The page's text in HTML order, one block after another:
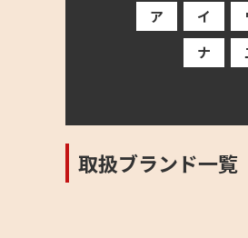
ア イ
ナ
取扱ブランド一覧